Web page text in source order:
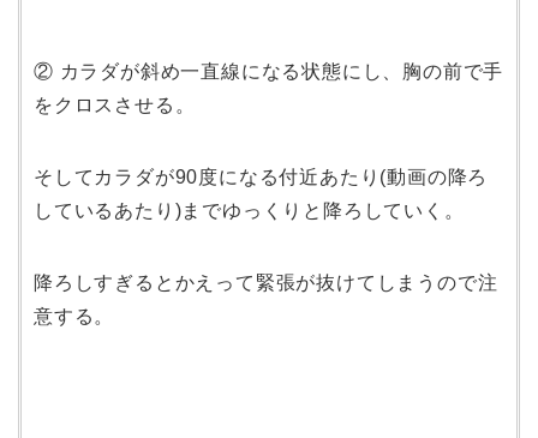
② カラダが斜め一直線になる状態にし、胸の前で手
をクロスさせる。
そしてカラダが90度になる付近あたり(動画の降ろ
しているあたり)までゆっくりと降ろしていく。
降ろしすぎるとかえって緊張が抜けてしまうので注
意する。